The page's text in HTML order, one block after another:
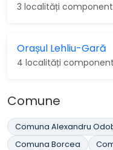
3 localități
Orașul Lehliu-Gară
4 localități
Comune
Comuna Alexandru
Comuna Borcea